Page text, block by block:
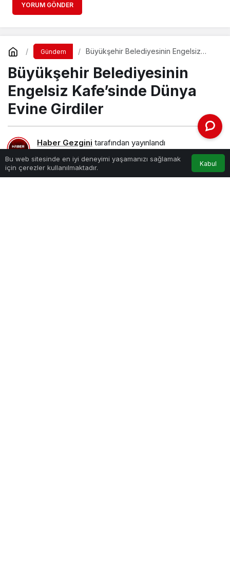
YORUM GÖNDER
Gündem
Büyükşehir Belediyesinin Engelsiz
Büyükşehir Belediyesinin
Engelsiz Kafe’sinde Dünya
Evine Girdiler
Haber Gezgini tarafından yayınlandı
4 Ekim 2022, 03:00
yayınlandı
Bu web sitesinde en iyi deneyimi yaşamanızı sağlamak
için çerezler kullanılmaktadır.
Kabul